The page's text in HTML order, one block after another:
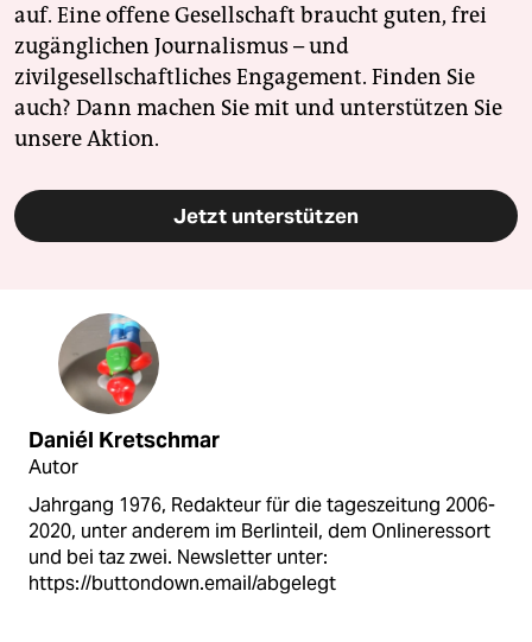
auf. Eine offene Gesellschaft braucht guten, frei
zugänglichen Journalismus – und
zivilgesellschaftliches Engagement. Finden Sie
auch? Dann machen Sie mit und unterstützen Sie
unsere Aktion.
Jetzt unterstützen
Daniél Kretschmar
Autor
Jahrgang 1976, Redakteur für die tageszeitung 2006-
2020, unter anderem im Berlinteil, dem Onlineressort
und bei taz zwei. Newsletter unter:
https://buttondown.email/abgelegt